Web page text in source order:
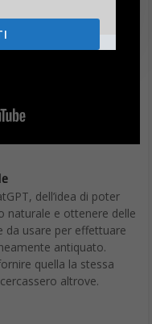
dell’idea di poter
naturale e ottenere delle
da usare per effettuare
antiquato.
quella la stessa
altrove.